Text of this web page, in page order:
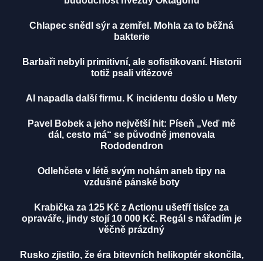
Chlapec snědl sýr a zemřel. Mohla za to běžná
bakterie
Barbaři nebyli primitivní, ale sofistikovaní. Historii
totiž psali vítězové
AI napadla další firmu. K incidentu došlo u Mety
Pavel Bobek a jeho největší hit: Píseň „Veď mě
dál, cesto má“ se původně jmenovala
Rododendron
Odlehčete v létě svým nohám aneb tipy na
vzdušné pánské boty
Krabička za 125 Kč z Actionu ušetří tisíce za
opraváře, jindy stojí 10 000 Kč. Regál s nářadím je
věčně prázdný
Rusko zjistilo, že éra bitevních helikoptér skončila,